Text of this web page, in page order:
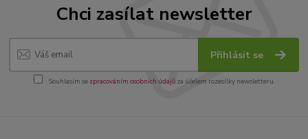
Chci zasílat newsletter
Přihlásit se
Souhlasím se zpracováním osobních údajůza účelem rozesílky newsletteru.